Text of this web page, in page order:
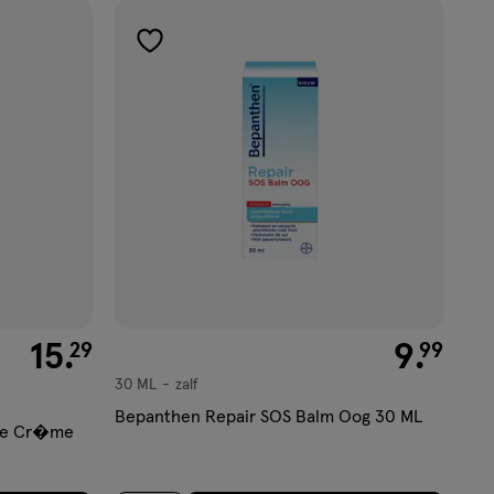
€ 15.29
15.29
Cr�me
toevoegen
€ 9.99
9.99
zalf
30 ML zalf
Bepanthen Repair SOS Balm Oog 30 ML